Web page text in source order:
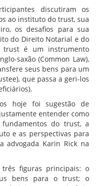
discutiram os
ao instituto do trust, sua
os desafios para sua
do Direito Notarial e do
trust é um instrumento
saxão (Common Law),
seus bens para um
que passa a geri-los
hoje foi sugestão de
entender como
do trust, a
e as perspectivas para
advogada Karin Rick na
figuras principais: o
bens para o trust; o